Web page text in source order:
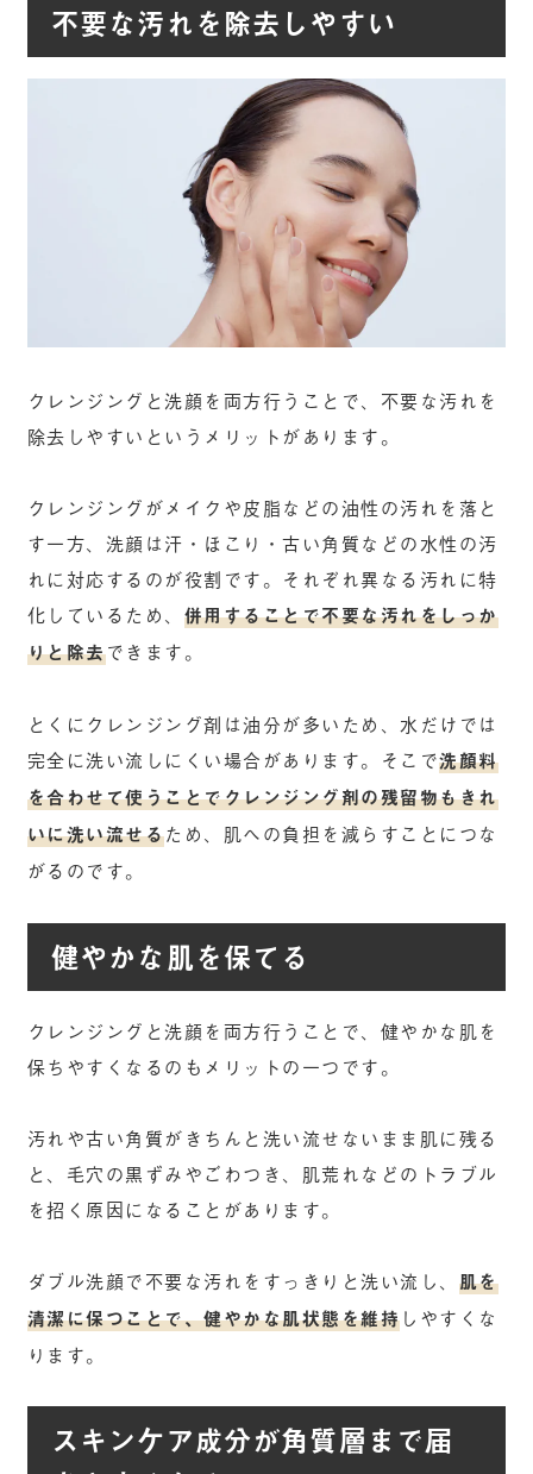
不要な汚れを除去しやすい
クレンジングと洗顔を両方行うことで、不要な汚れを
除去しやすいというメリットがあります。
クレンジングがメイクや皮脂などの油性の汚れを落と
す一方、洗顔は汗・ほこり・古い角質などの水性の汚
れに対応するのが役割です。それぞれ異なる汚れに特
化しているため、 併用することで不要な汚れをしっか
りと除去できます。
とくにクレンジング剤は油分が多いため、水だけでは
完全に洗い流しにくい場合があります。そこで洗顔料
を合わせて使うことでクレンジング剤の残留物もきれ
いに洗い流せるため、肌への負担を減らすことにつな
がるのです。
健やかな肌を保てる
クレンジングと洗顔を両方行うことで、健やかな肌を
保ちやすくなるのもメリットの一つです。
汚れや古い角質がきちんと洗い流せないまま肌に残る
と、毛穴の黒ずみやごわつき、肌荒れなどのトラブル
を招く原因になることがあります。
ダブル洗顔で不要な汚れをすっきりと洗い流し、 肌を
清潔に保つことで、健やかな肌状態を維持しやすくな
ります。
スキンケア成分が角質層まで届